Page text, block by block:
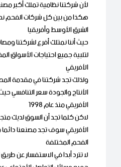
لأن شركتنا نظامية تملك أكبر
هكذا من بين كل شركات الفحم
الشرق الأوسط وأفريقيا
حيث أننا نمتلك أفرع لشركتنا
لتلبية جميع احتياجات الأسواق
الأفريقي
ولذلك تجد شركتنا في مقدمة
الأنتاج والجودة سعر التنافسي
الأفريقي منذ عام 1998
لاكن كلما تجد أن السوق لديك
الأفريقي سوف تجد مصنعنا
الفحم المختلفة
لا تترد أبدا في الاستفسار عن